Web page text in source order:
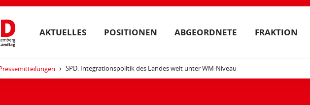
AKTUELLES POSITIONEN ABGEORDNETE FRAKTION
SPD: Integrationspolitik des Landes weit unter WM-Niveau